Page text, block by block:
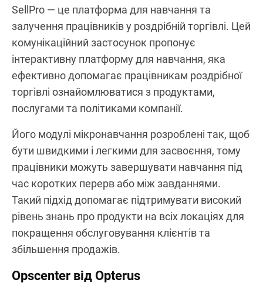
SellPro — це платформа для навчання та
залучення працівників у роздрібній торгівлі. Цей
комунікаційний застосунок пропонує
інтерактивну платформу для навчання, яка
ефективно допомагає працівникам роздрібної
торгівлі ознайомлюватися з продуктами,
послугами та політиками компанії.
Його модулі мікронавчання розроблені так, щоб
бути швидкими і легкими для засвоєння, тому
працівники можуть завершувати навчання під
час коротких перерв або між завданнями.
Такий підхід допомагає підтримувати високий
рівень знань про продукти на всіх локаціях для
покращення обслуговування клієнтів та
збільшення продажів.
Opscenter від Opterus